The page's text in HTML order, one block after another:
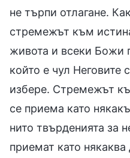
не търпи отлагане.
стремежът към
живота и всеки Божи
който е чул Неговите
избере. Стремежът
се приема като
нито твърденията за
приемат като